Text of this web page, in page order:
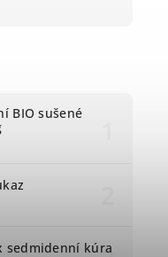
BIO sušené
sedmidenní kúra